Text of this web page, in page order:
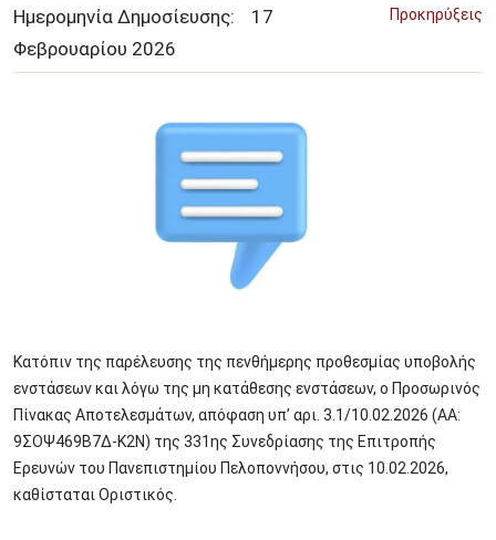
Προκηρύξεις
Ημερομηνία Δημοσίευσης:
17
Φεβρουαρίου 2026
Κατόπιν της παρέλευσης της πενθήμερης προθεσμίας υποβολής
ενστάσεων και λόγω της μη κατάθεσης ενστάσεων, ο Προσωρινός
Πίνακας Αποτελεσμάτων, απόφαση υπ’ αρι. 3.1/10.02.2026 (ΑΑ:
9ΣΟΨ469Β7Δ-Κ2Ν) της 331ης Συνεδρίασης της Επιτροπής
Ερευνών του Πανεπιστημίου Πελοποννήσου, στις 10.02.2026,
καθίσταται Οριστικός.